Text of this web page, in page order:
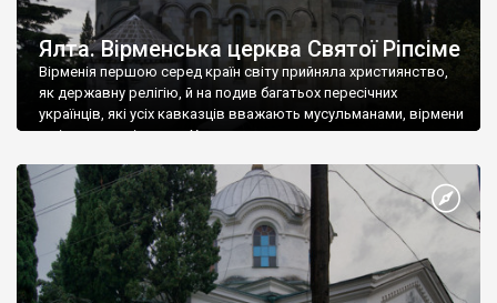
Ялта. Вірменська церква Святої Ріпсіме
Вірменія першою серед країн світу прийняла християнство,
як державну релігію, й на подив багатьох пересічних
українців, які усіх кавказців вважають мусульманами, вірмени
є відданими вірянами Христа